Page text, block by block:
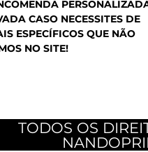
CASO NECESSITES DE
ESPECÍFICOS QUE NÃO
NO SITE!
TODOS OS